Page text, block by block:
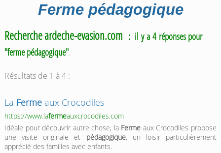
Ferme pédagogique
Recherche ardeche-evasion.com : il y a 4 réponses pour
"ferme pédagogique"
Résultats de 1 à 4 :
La Fermeaux Crocodiles
https://www.lafermeauxcrocodiles.com
Idéale pour découvrir autre chose, la Ferme aux Crocodiles propose
une visite originale et pédagogique, un loisir particulièrement
apprécié des familles avec enfants.